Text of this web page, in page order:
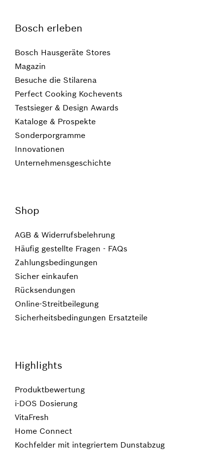
Bosch erleben
Bosch Hausgeräte Stores
Magazin
Besuche die Stilarena
Perfect Cooking Kochevents
Testsieger & Design Awards
Kataloge & Prospekte
Sonderporgramme
Innovationen
Unternehmensgeschichte
Shop
AGB & Widerrufsbelehrung
Häufig gestellte Fragen - FAQs
Zahlungsbedingungen
Sicher einkaufen
Rücksendungen
Online-Streitbeilegung
Sicherheitsbedingungen Ersatzteile
Highlights
Produktbewertung
i-DOS Dosierung
VitaFresh
Home Connect
Kochfelder mit integriertem Dunstabzug